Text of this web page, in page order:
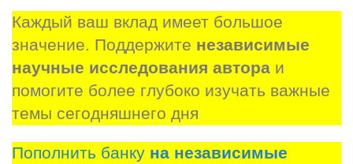
Каждый ваш вклад имеет большое
значение. Поддержите независимые
научные исследования автора и
помогите более глубоко изучать важные
темы сегодняшнего дня
Пополнить банку на независимые